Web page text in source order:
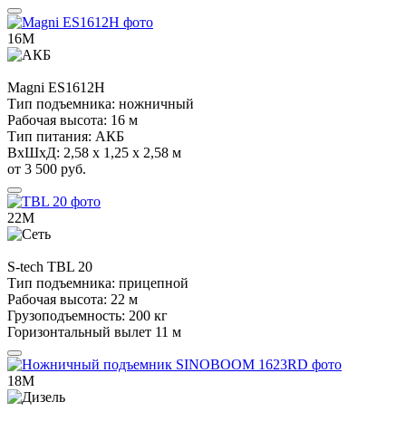
16М
Magni ES1612H
Тип подъемника: ножничный
Рабочая высота: 16 м
Тип питания: АКБ
ВхШхД: 2,58 х 1,25 х 2,58 м
от 3 500 руб.
22М
S-tech TBL 20
Тип подъемника: прицепной
Рабочая высота: 22 м
Грузоподъемность: 200 кг
Горизонтальный вылет 11 м
18М